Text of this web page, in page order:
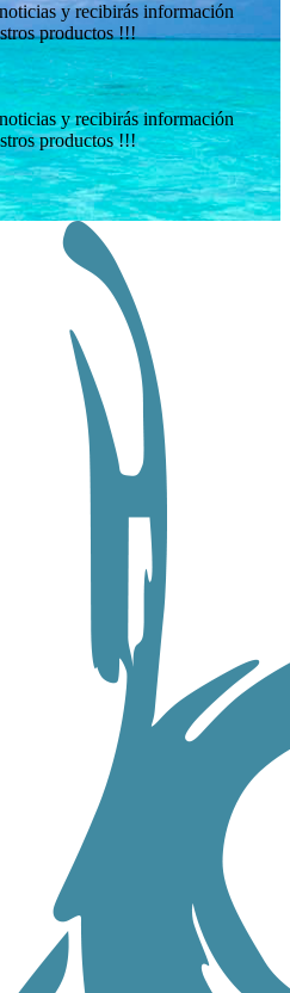
y recibirás información
productos !!!
y recibirás información
productos !!!